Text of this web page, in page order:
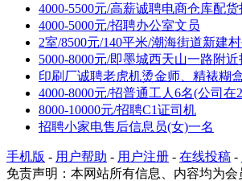
4000-5500元/高薪诚聘电商仓库配货
4000-5000元/招聘办公室文员
2室/8500元/140平米/潮海街道新建
5000-8000元/即墨城西天山一路附
印刷厂诚聘老虎机烫金师、精裱糊
4000-8000元/招普通工人6名(公司在
8000-10000元/招聘C1证司机
招聘小家电售后信息员(女)一名
手机版 - 用户帮助 - 用户注册 - 在线投稿 -
免责声明：本网站所有信息、内容均为